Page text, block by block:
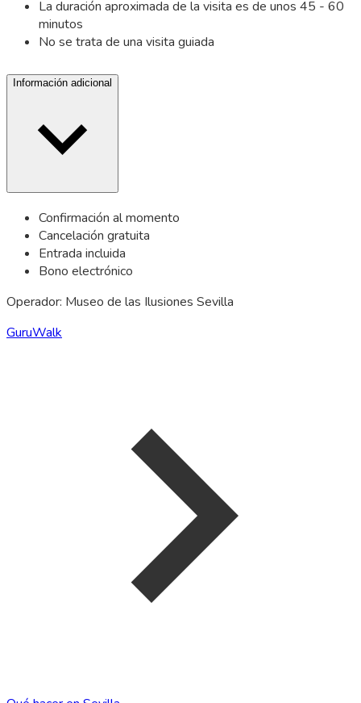
La duración aproximada de la visita es de unos 45 - 60
minutos
No se trata de una visita guiada
Información adicional
Confirmación al momento
Cancelación gratuita
Entrada incluida
Bono electrónico
Operador: Museo de las Ilusiones Sevilla
GuruWalk